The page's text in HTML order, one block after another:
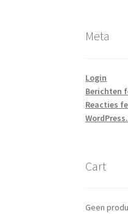
Meta
Login
Berichten
Reacties
Cart
Geen